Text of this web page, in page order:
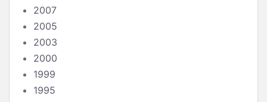
2007
2005
2003
2000
1999
1995